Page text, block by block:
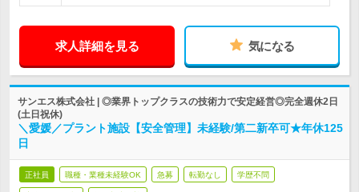
求人詳細を見る 気になる
サンエス株式会社 | ◎業界トップクラスの技術力で安定経営◎完全週休2日
(土日祝休)
＼愛媛／プラント施設【安全管理】未経験/第二新卒可★年休125
日
正社員 職種・業種未経験OK 急募 転勤なし 学歴不問